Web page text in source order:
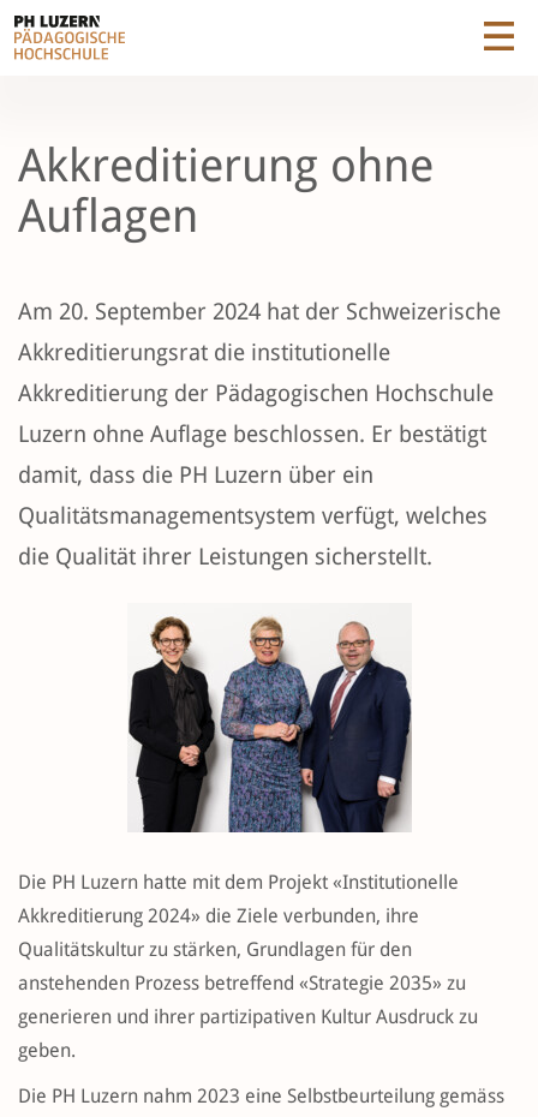
Akkreditierung ohne
Auflagen
Am 20. September 2024 hat der Schweizerische
Akkreditierungsrat die institutionelle
Akkreditierung der Pädagogischen Hochschule
Luzern ohne Auflage beschlossen. Er bestätigt
damit, dass die PH Luzern über ein
Qualitätsmanagementsystem verfügt, welches
die Qualität ihrer Leistungen sicherstellt.
Die PH Luzern hatte mit dem Projekt «Institutionelle
Akkreditierung 2024» die Ziele verbunden, ihre
Qualitätskultur zu stärken, Grundlagen für den
anstehenden Prozess betreffend «Strategie 2035» zu
generieren und ihrer partizipativen Kultur Ausdruck zu
geben.
Die PH Luzern nahm 2023 eine Selbstbeurteilung gemäss